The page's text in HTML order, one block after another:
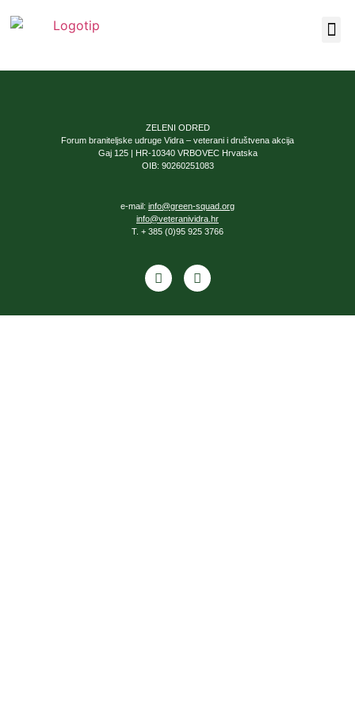
ZELENI ODRED
Forum braniteljske udruge Vidra – veterani i društvena akcija
Gaj 125 | HR-10340 VRBOVEC Hrvatska
OIB: 90260251083
e-mail: info@green-squad.org
info@veteranividra.hr
T. + 385 (0)95 925 3766